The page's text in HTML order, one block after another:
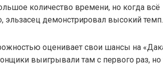
количество времени, но когда всё
эльзасец демонстрировал высокий темп.
оценивает свои шансы на
выигрывали там с первого раз, но